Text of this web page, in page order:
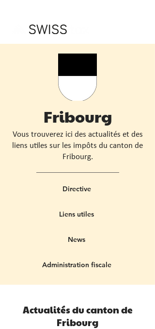
Fribourg
Vous trouverez ici des actualités et des
liens utiles sur les impôts du canton de
Fribourg.
Directive
Liens utiles
News
Administration fiscale
Actualités du canton de
Fribourg